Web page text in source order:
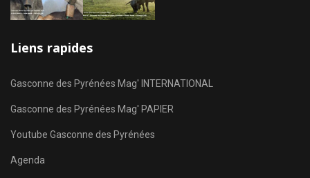
Liens rapides
Gasconne des Pyrénées Mag' INTERNATIONAL
Gasconne des Pyrénées Mag' PAPIER
Youtube Gasconne des Pyrénées
Agenda